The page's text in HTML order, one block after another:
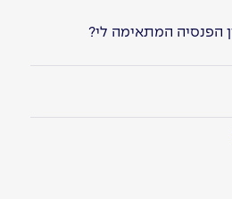
הפנסיה המתאימה לי?